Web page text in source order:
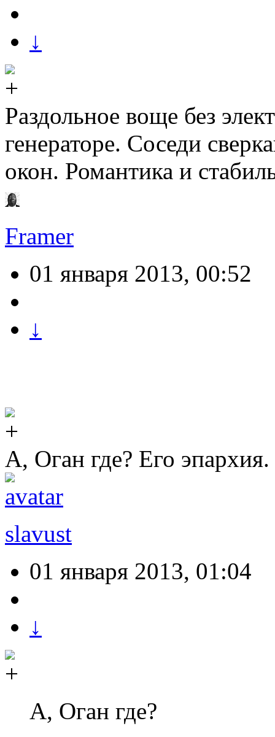
↓
Раздольное воще без
генераторе. Соседи
окон. Романтика и
Framer
01 января 2013, 00:52
↓
А, Оган где? Его эпархия.
slavust
01 января 2013, 01:04
↓
А, Оган где?